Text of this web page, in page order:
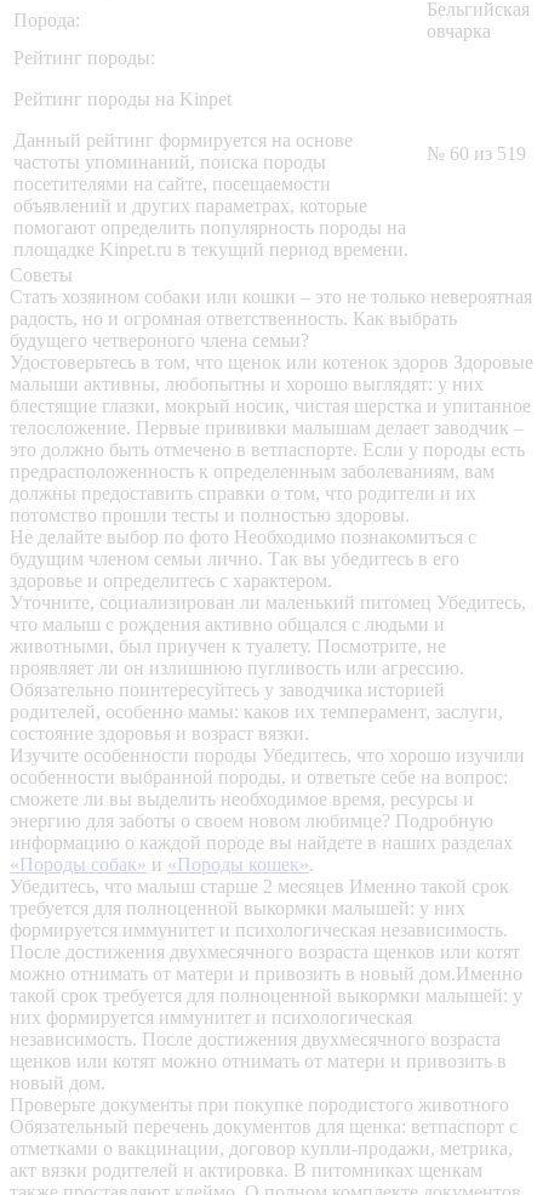
Порода:
Бельгийская
овчарка
Рейтинг породы:
Рейтинг породы на Kinpet
Данный рейтинг формируется на основе
частоты упоминаний, поиска породы
посетителями на сайте, посещаемости
объявлений и других параметрах, которые
помогают определить популярность породы на
площадке Kinpet.ru в текущий период времени.
№ 60 из 519
Советы
Стать хозяином собаки или кошки – это не только невероятная
радость, но и огромная ответственность. Как выбрать
будущего четвероного члена семьи?
Удостоверьтесь в том, что щенок или котенок здоров Здоровые
малыши активны, любопытны и хорошо выглядят: у них
блестящие глазки, мокрый носик, чистая шерстка и упитанное
телосложение. Первые прививки малышам делает заводчик –
это должно быть отмечено в ветпаспорте. Если у породы есть
предрасположенность к определенным заболеваниям, вам
должны предоставить справки о том, что родители и их
потомство прошли тесты и полностью здоровы.
Не делайте выбор по фото Необходимо познакомиться с
будущим членом семьи лично. Так вы убедитесь в его
здоровье и определитесь с характером.
Уточните, социализирован ли маленький питомец Убедитесь,
что малыш с рождения активно общался с людьми и
животными, был приучен к туалету. Посмотрите, не
проявляет ли он излишнюю пугливость или агрессию.
Обязательно поинтересуйтесь у заводчика историей
родителей, особенно мамы: каков их темперамент, заслуги,
состояние здоровья и возраст вязки.
Изучите особенности породы Убедитесь, что хорошо изучили
особенности выбранной породы, и ответьте себе на вопрос:
сможете ли вы выделить необходимое время, ресурсы и
энергию для заботы о своем новом любимце? Подробную
информацию о каждой породе вы найдете в наших разделах
«Породы собак» и «Породы кошек».
Убедитесь, что малыш старше 2 месяцев Именно такой срок
требуется для полноценной выкормки малышей: у них
формируется иммунитет и психологическая независимость.
После достижения двухмесячного возраста щенков или котят
можно отнимать от матери и привозить в новый дом.Именно
такой срок требуется для полноценной выкормки малышей: у
них формируется иммунитет и психологическая
независимость. После достижения двухмесячного возраста
щенков или котят можно отнимать от матери и привозить в
новый дом.
Проверьте документы при покупке породистого животного
Обязательный перечень документов для щенка: ветпаспорт с
отметками о вакцинации, договор купли-продажи, метрика,
акт вязки родителей и актировка. В питомниках щенкам